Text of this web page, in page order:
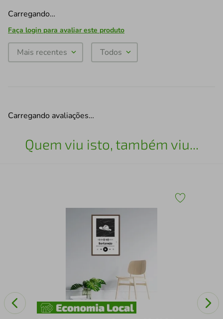
Carregando…
Faça login para avaliar este produto
Mais recentes Todos
Carregando avaliações…
Quem viu isto, também viu...